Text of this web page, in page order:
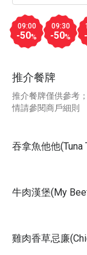
09:00
-50%
09:30
-50%
推介餐牌
推介餐牌僅供參考
情請參閱商戶細則
吞拿魚他他(Tuna
牛肉漢堡(My
雞肉香草忌廉